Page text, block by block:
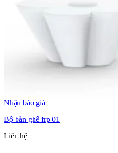
Nhận báo giá
Bộ bàn ghế frp 01
Liên hệ